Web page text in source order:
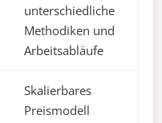
unterschiedliche
Methodiken und
Arbeitsabläufe
Skalierbares
Preismodell